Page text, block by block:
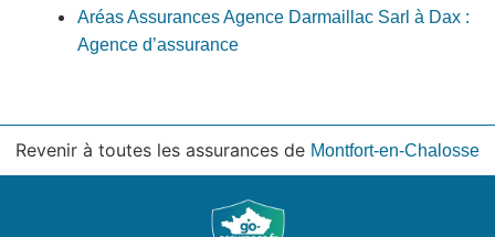
Aréas Assurances Agence Darmaillac Sarl à Dax :
Agence d’assurance
Revenir à toutes les assurances de Montfort-en-Chalosse